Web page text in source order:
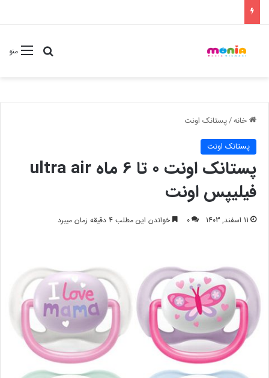
منوجستجو
خانه/پستانک اونت
پستانک اونت
پستانک اونت 0 تا 6 ماه ultra air
فیلیپس اونت
11 اسفند, 1403 0 خواندن این مطلب 4 دقیقه زمان میبرد